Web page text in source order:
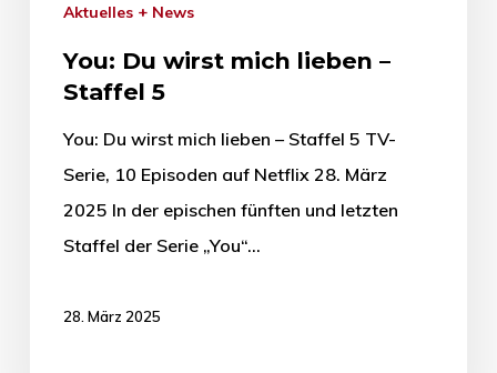
Aktuelles + News
You: Du wirst mich lieben –
Staffel 5
You: Du wirst mich lieben – Staffel 5 TV-
Serie, 10 Episoden auf Netflix 28. März
2025 In der epischen fünften und letzten
Staffel der Serie „You“…
28. März 2025